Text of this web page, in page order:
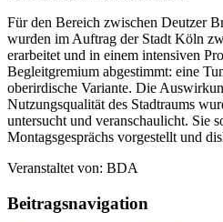
Für den Bereich zwischen Deutzer
wurden im Auftrag der Stadt Köln
erarbeitet und in einem intensiven
Begleitgremium abgestimmt: eine
oberirdische Variante. Die
Nutzungsqualität des Stadtraums
untersucht und veranschaulicht. Sie
Montagsgesprächs vorgestellt und
Veranstaltet von: BDA
Beitragsnavigation